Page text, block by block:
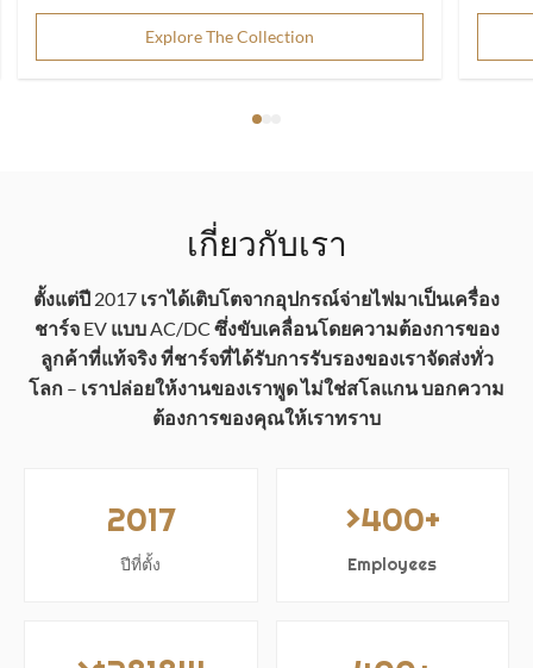
เราทำ OEM/ODM จริงด้วยราคาที่ยุติธรรม และคุณ
สามารถเข้ามาดูได้ตลอดเวลา – แจ้งให้เราทราบว่า
คุณต้องการมาเมื่อใด
Explore The Collection
เกี่ยวกับเรา
ตั้งแต่ปี 2017 เราได้เติบโตจากอุปกรณ์จ่ายไฟมาเป็นเครื่อง
ชาร์จ EV แบบ AC/DC ซึ่งขับเคลื่อนโดยความต้องการของ
ลูกค้าที่แท้จริง ที่ชาร์จที่ได้รับการรับรองของเราจัดส่งทั่ว
โลก – เราปล่อยให้งานของเราพูด ไม่ใช่สโลแกน บอกความ
ต้องการของคุณให้เราทราบ
2017
ปีที่ตั้ง
>400+
Employees